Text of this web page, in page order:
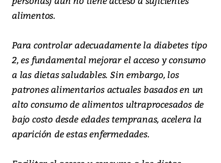
alimentos.
Para controlar adecuadamente la diabetes tipo
2, es fundamental mejorar el acceso y consumo
a las dietas saludables. Sin embargo, los
patrones alimentarios actuales basados en un
alto consumo de alimentos ultraprocesados de
bajo costo desde edades tempranas, acelera la
aparición de estas enfermedades.